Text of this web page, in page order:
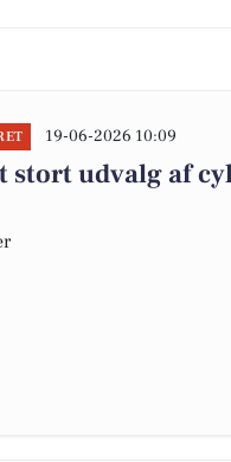
19-06-2026 10:09
stort udvalg af